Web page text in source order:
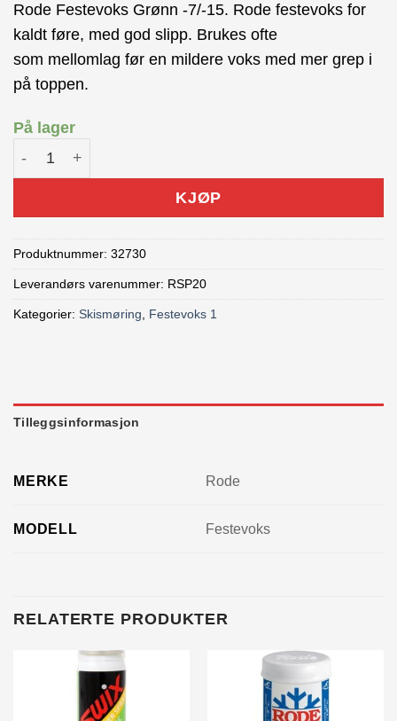
Rode Festevoks Grønn -7/-15. Rode festevoks for
kaldt føre, med god slipp. Brukes ofte
som mellomlag før en mildere voks med mer grep i
på toppen.
På lager
Rode Festevoks Grønn -7c-15c antall
KJØP
Produktnummer: 32730
Leverandørs varenummer: RSP20
Kategorier: Skismøring Festevoks 1
Tilleggsinformasjon
MERKE Rode
MODELL Festevoks
RELATERTE PRODUKTER